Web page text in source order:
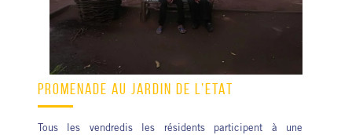
PROMENADE AU JARDIN DE L’ÉTAT
Tous les vendredis les résidents participent à une